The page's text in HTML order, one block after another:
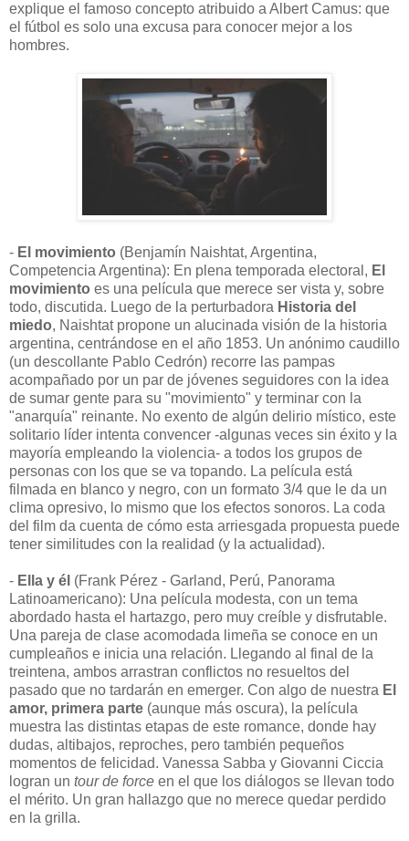
explique el famoso concepto atribuido a Albert Camus: que
el fútbol es solo una excusa para conocer mejor a los
hombres.
- El movimiento (Benjamín Naishtat, Argentina,
Competencia Argentina): En plena temporada electoral, El
movimiento es una película que merece ser vista y, sobre
todo, discutida. Luego de la perturbadora Historia del
miedo, Naishtat propone un alucinada visión de la historia
argentina, centrándose en el año 1853. Un anónimo caudillo
(un descollante Pablo Cedrón) recorre las pampas
acompañado por un par de jóvenes seguidores con la idea
de sumar gente para su "movimiento" y terminar con la
"anarquía" reinante. No exento de algún delirio místico, este
solitario líder intenta convencer -algunas veces sin éxito y la
mayoría empleando la violencia- a todos los grupos de
personas con los que se va topando. La película está
filmada en blanco y negro, con un formato 3/4 que le da un
clima opresivo, lo mismo que los efectos sonoros. La coda
del film da cuenta de cómo esta arriesgada propuesta puede
tener similitudes con la realidad (y la actualidad).
- Ella y él (Frank Pérez - Garland, Perú, Panorama
Latinoamericano): Una película modesta, con un tema
abordado hasta el hartazgo, pero muy creíble y disfrutable.
Una pareja de clase acomodada limeña se conoce en un
cumpleaños e inicia una relación. Llegando al final de la
treintena, ambos arrastran conflictos no resueltos del
pasado que no tardarán en emerger. Con algo de nuestra El
amor, primera parte (aunque más oscura), la película
muestra las distintas etapas de este romance, donde hay
dudas, altibajos, reproches, pero también pequeños
momentos de felicidad. Vanessa Sabba y Giovanni Ciccia
logran un tour de force en el que los diálogos se llevan todo
el mérito. Un gran hallazgo que no merece quedar perdido
en la grilla.